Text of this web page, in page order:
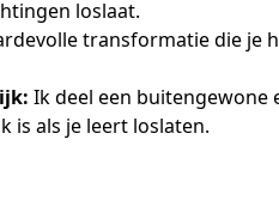
loslaat.
transformatie die je
Ik deel een
is als je leert loslaten.